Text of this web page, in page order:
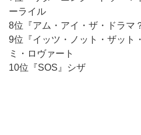
ーライル
8位『アム・アイ・ザ・ドラマ
9位『イッツ・ノット・ザット
ミ・ロヴァート
10位『SOS』シザ